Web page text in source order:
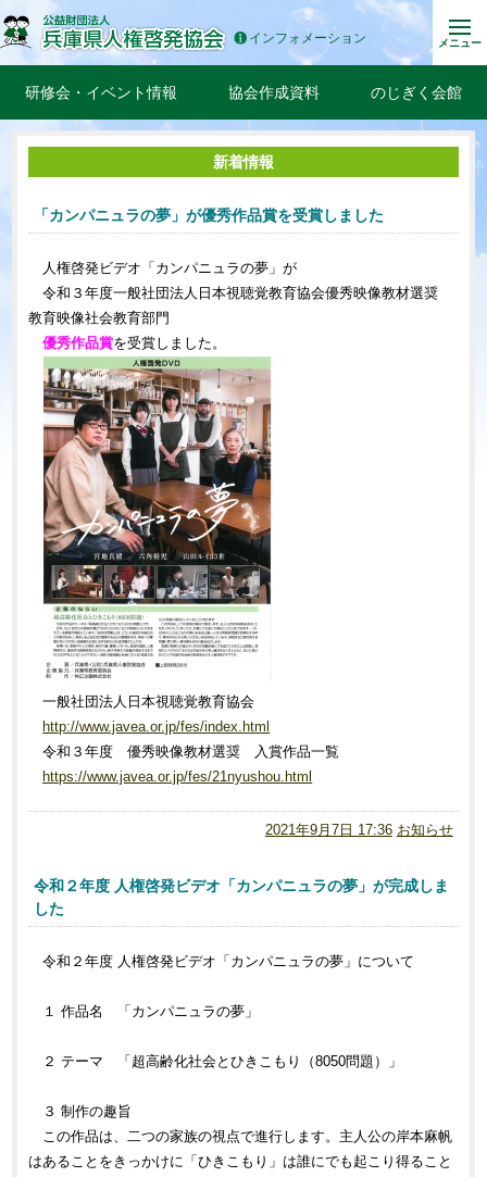
インフォメーション メニュー
研修会・イベント情報 協会作成資料 のじぎく会館
新着情報
「カンパニュラの夢」が優秀作品賞を受賞しました
人権啓発ビデオ「カンパニュラの夢」が
令和３年度一般社団法人日本視聴覚教育協会優秀映像教材選奨
教育映像社会教育部門
優秀作品賞を受賞しました。
一般社団法人日本視聴覚教育協会
http://www.javea.or.jp/fes/index.html
令和３年度 優秀映像教材選奨 入賞作品一覧
https://www.javea.or.jp/fes/21nyushou.html
2021年9月7日 17:36 お知らせ
令和２年度 人権啓発ビデオ「カンパニュラの夢」が完成しま
した
令和２年度 人権啓発ビデオ「カンパニュラの夢」について
１ 作品名 「カンパニュラの夢」
２ テーマ 「超高齢化社会とひきこもり（8050問題）」
３ 制作の趣旨
この作品は、二つの家族の視点で進行します。主人公の岸本麻帆
はあることをきっかけに「ひきこもり」は誰にでも起こり得ること